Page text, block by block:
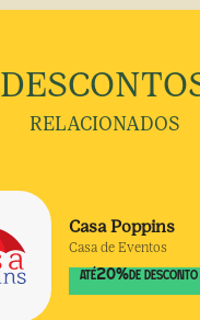
RELACIONADOS
Casa Poppins
Casa de Eventos
ATÉ20% DE DESCONTO